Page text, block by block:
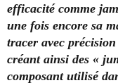
efficacité comme
une fois encore sa
tracer avec
créant ainsi des «
composant utilisé